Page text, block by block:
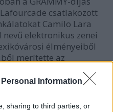
Information
sharing to third parties, or
csatlakozott
Camilo Lara
elektronikus zenei
élményeiből
merítette az